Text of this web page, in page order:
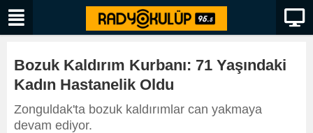
Bozuk Kaldırım Kurbanı: 71 Yaşındaki
Kadın Hastanelik Oldu
Zonguldak'ta bozuk kaldırımlar can yakmaya
devam ediyor.